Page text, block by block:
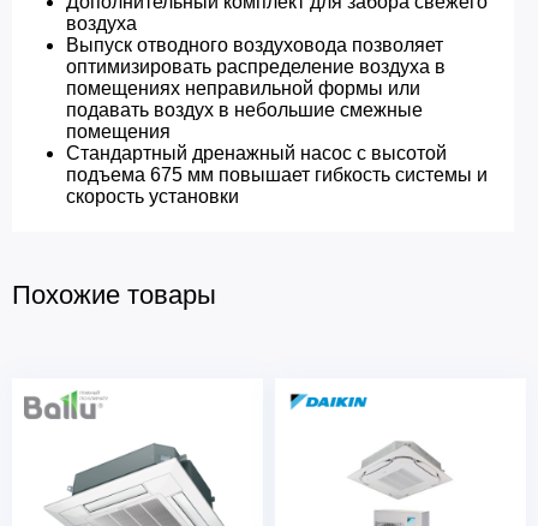
воздуха
Выпуск отводного воздуховода позволяет
оптимизировать распределение воздуха в
помещениях неправильной формы или
подавать воздух в небольшие смежные
помещения
Стандартный дренажный насос с высотой
подъема 675 мм повышает гибкость системы и
скорость установки
Похожие товары